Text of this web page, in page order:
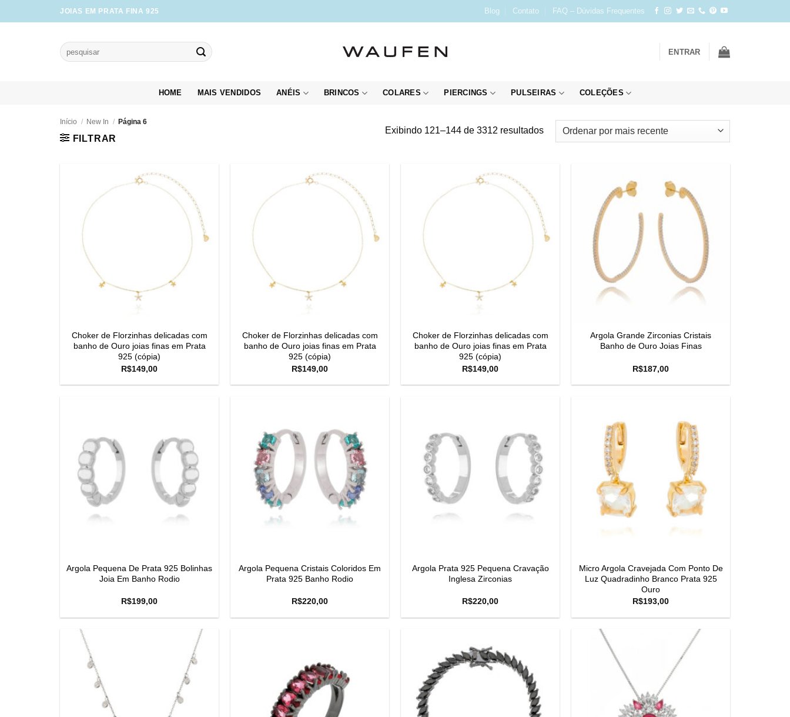
to
JOIAS EM PRATA FINA 925 Blog Contato FAQ – Dúvidas Frequentes
Pesquisar
por:
ENTRAR
HOME MAIS VENDIDOS ANÉIS BRINCOS COLARES PIERCINGS PULSEIRAS COLEÇÕES
Início / New In / Página 6
FILTRAR
Exibindo 121–144 de 3312 resultadosClassificado
por
Choker de Florzinhas delicadas com
banho de Ouro joias finas em Prata
925 (cópia)
R$149,00
Choker de Florzinhas delicadas com
banho de Ouro joias finas em Prata
925 (cópia)
R$149,00
Choker de Florzinhas delicadas com
banho de Ouro joias finas em Prata
925 (cópia)
R$149,00
Argola Grande Zirconias Cristais
Banho de Ouro Joias Finas
R$187,00
Argola Pequena De Prata 925 Bolinhas
Joia Em Banho Rodio
R$199,00
Argola Pequena Cristais Coloridos Em
Prata 925 Banho Rodio
R$220,00
Argola Prata 925 Pequena Cravação
Inglesa Zirconias
R$220,00
Micro Argola Cravejada Com Ponto De
Luz Quadradinho Branco Prata 925
Ouro
R$193,00